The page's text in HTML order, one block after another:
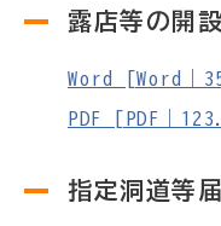
露店等の開
Word [Word｜
PDF [PDF｜
指定洞道等